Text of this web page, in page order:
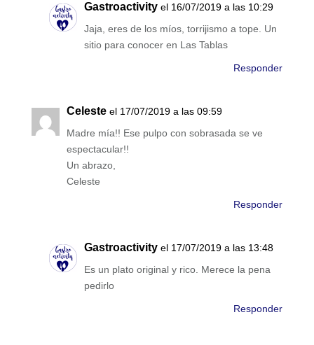
Gastroactivity el 16/07/2019 a las 10:29
Jaja, eres de los míos, torrijismo a tope. Un
sitio para conocer en Las Tablas
Responder
Celeste el 17/07/2019 a las 09:59
Madre mía!! Ese pulpo con sobrasada se ve
espectacular!!
Un abrazo,
Celeste
Responder
Gastroactivity el 17/07/2019 a las 13:48
Es un plato original y rico. Merece la pena
pedirlo
Responder